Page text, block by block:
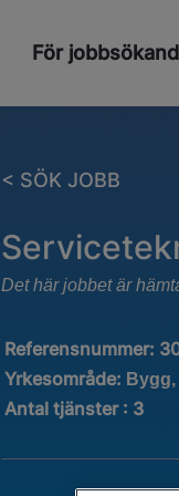
För
< SÖK JOBB
Det här jobbet är
Referensnummer:
Yrkesområde:
Antal tjänster : 3